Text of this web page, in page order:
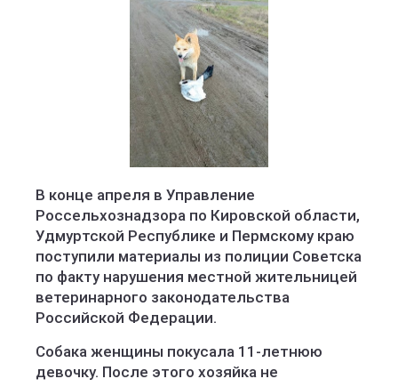
В конце апреля в Управление
Россельхознадзора по Кировской области,
Удмуртской Республике и Пермскому краю
поступили материалы из полиции Советска
по факту нарушения местной жительницей
ветеринарного законодательства
Российской Федерации.
Собака женщины покусала 11-летнюю
девочку. После этого хозяйка не